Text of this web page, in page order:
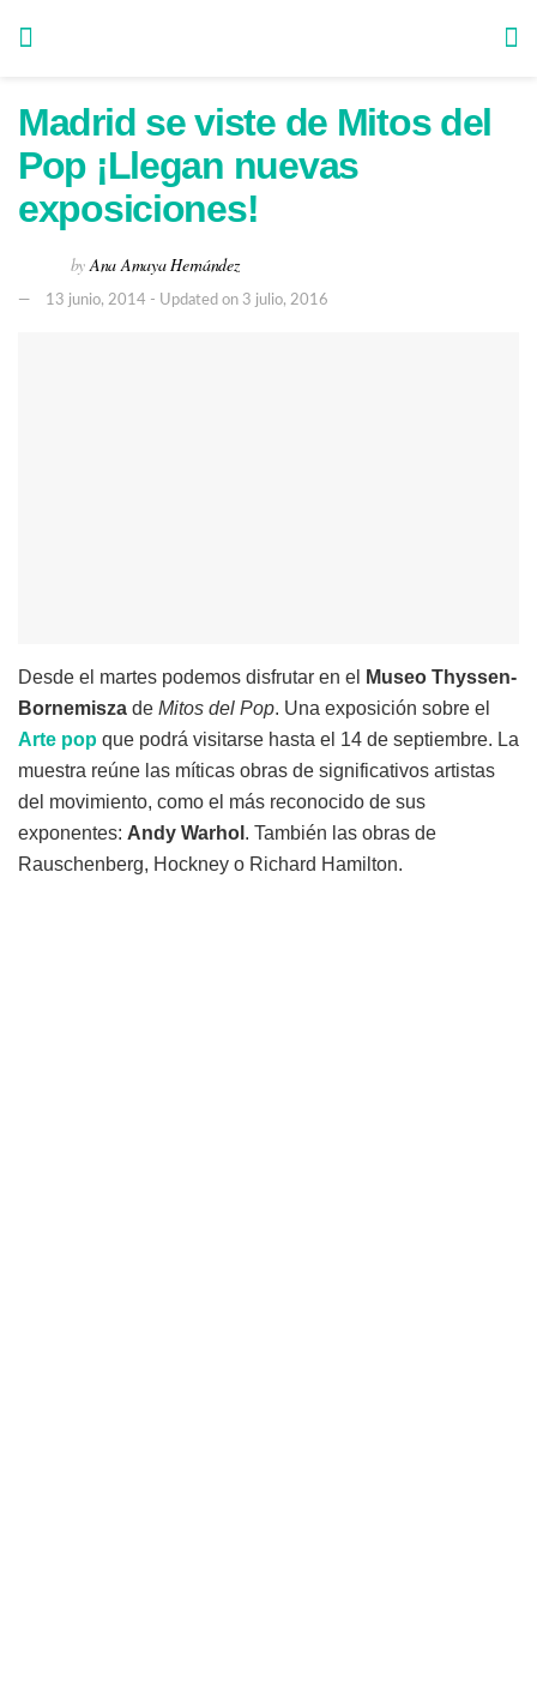
Madrid se viste de Mitos del
Pop ¡Llegan nuevas
exposiciones!
by Ana Amaya Hernández
13 junio, 2014 - Updated on 3 julio, 2016
Desde el martes podemos disfrutar en el
Museo Thyssen-
Bornemisza de Mitos del Pop. Una exposición sobre el
Arte pop que podrá visitarse hasta el 14 de septiembre. La
muestra reúne las míticas obras de significativos artistas
del movimiento, como el más reconocido de sus
exponentes: Andy Warhol . También las obras de
Rauschenberg, Hockney o Richard Hamilton.